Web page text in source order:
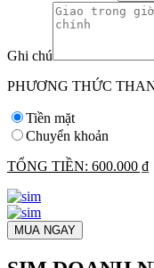
Ghi chú
PHƯƠNG THỨC
Tiền mặt
Chuyển khoản
TỔNG TIỀN: 600.000 ₫
MUA NGAY